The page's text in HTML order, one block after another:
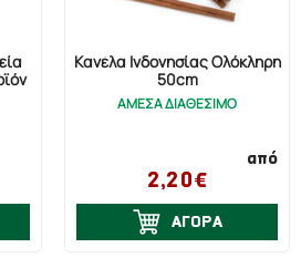
Κανέλα Ινδονησίας Ολόκληρη
50cm
ΑΜΕΣΑ ΔΙΑΘΕΣΙΜΟ
από
2,20€
ΑΓΟΡΑ